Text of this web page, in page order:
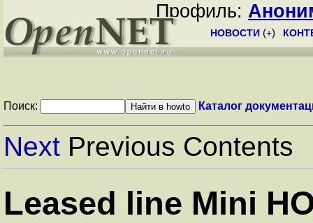
Профиль:
НОВОСТИ (+)
Поиск: Каталог
Next Previous Contents
Leased line Mini